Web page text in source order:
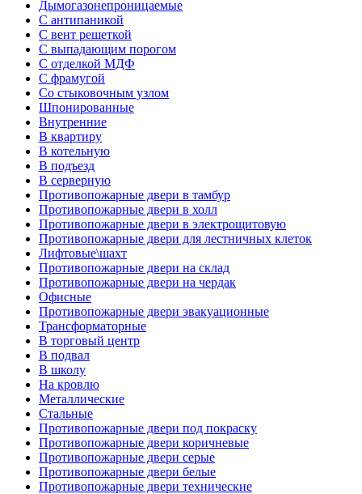
Дымогазонепроницаемые
С антипаникой
С вент решеткой
С выпадающим порогом
С отделкой МДФ
С фрамугой
Со стыковочным узлом
Шпонированные
Внутренние
В квартиру
В котельную
В подъезд
В серверную
Противопожарные двери в тамбур
Противопожарные двери в холл
Противопожарные двери в электрощитовую
Противопожарные двери для лестничных клеток
Лифтовые\шахт
Противопожарные двери на склад
Противопожарные двери на чердак
Офисные
Противопожарные двери эвакуационные
Трансформаторные
В торговый центр
В подвал
В школу
На кровлю
Металлические
Стальные
Противопожарные двери под покраску
Противопожарные двери коричневые
Противопожарные двери серые
Противопожарные двери белые
Противопожарные двери технические